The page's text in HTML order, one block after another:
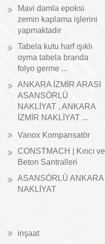
Mavi damla epoksi
zemin kaplama işlerini
yapmaktadır
Tabela kutu harf ışıklı
oyma tabela branda
folyo germe ...
ANKARA İZMİR ARASI
ASANSÖRLÜ
NAKLİYAT , ANKARA
İZMİR NAKLİYAT ...
Vanox Kompansatör
CONSTMACH | Kırıcı ve
Beton Santralleri
ASANSÖRLÜ ANKARA
NAKLİYAT
inşaat